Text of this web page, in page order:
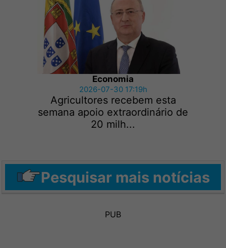
Economia
2026-07-30 17:19h
Agricultores recebem esta
semana apoio extraordinário de
20 milh...
Pesquisar mais notícias
PUB